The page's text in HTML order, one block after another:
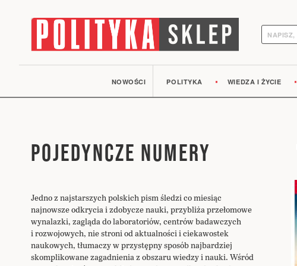
NOWOŚCI POLITYKA WIEDZA I ŻYCIE
POJEDYNCZE NUMERY
Jedno z najstarszych polskich pism śledzi co miesiąc
najnowsze odkrycia i zdobycze nauki, przybliża przełomowe
wynalazki, zagląda do laboratoriów, centrów badawczych
i rozwojowych, nie stroni od aktualności i ciekawostek
naukowych, tłumaczy w przystępny sposób najbardziej
skomplikowane zagadnienia z obszaru wiedzy i nauki. Wśród